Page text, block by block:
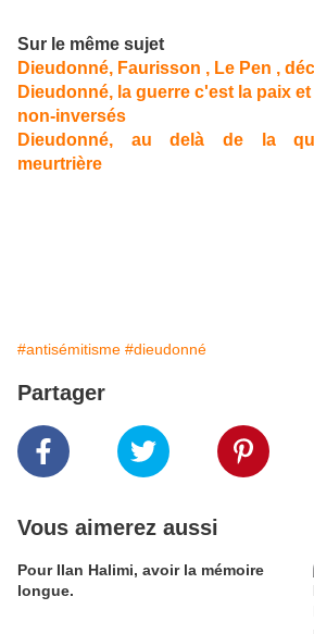
Sur le même sujet
Dieudonné, Faurisson , Le Pen ,
Dieudonné, la guerre c'est la paix
non-inversés
Dieudonné, au delà de la
meurtrière
#antisémitisme #dieudonné
Partager
Vous aimerez aussi
Pour Ilan Halimi, avoir la mémoire
longue.